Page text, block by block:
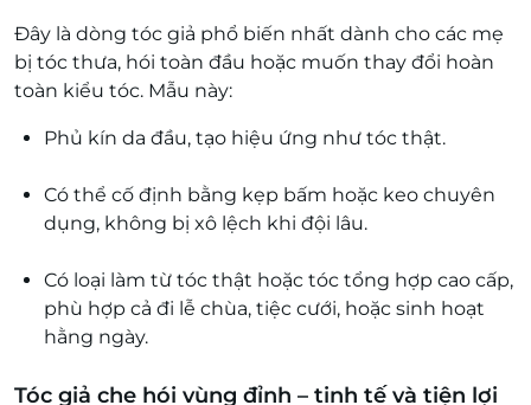
Đây là dòng tóc giả phổ biến nhất dành cho các mẹ
bị tóc thưa, hói toàn đầu hoặc muốn thay đổi hoàn
toàn kiểu tóc. Mẫu này:
Phủ kín da đầu, tạo hiệu ứng như tóc thật.
Có thể cố định bằng kẹp bấm hoặc keo chuyên
dụng, không bị xô lệch khi đội lâu.
Có loại làm từ tóc thật hoặc tóc tổng hợp cao cấp,
phù hợp cả đi lễ chùa, tiệc cưới, hoặc sinh hoạt
hằng ngày.
Tóc giả che hói vùng đỉnh – tinh tế và tiện lợi